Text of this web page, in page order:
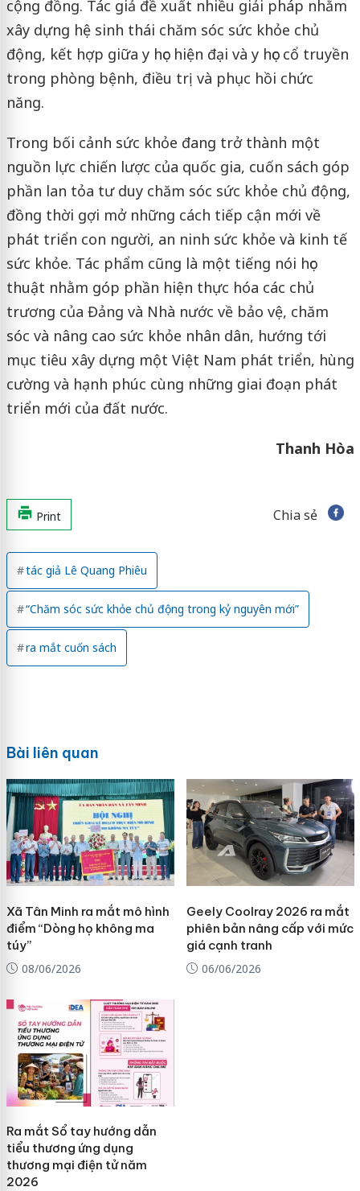
cộng đồng. Tác giả đề xuất nhiều giải pháp nhằm
xây dựng hệ sinh thái chăm sóc sức khỏe chủ
động, kết hợp giữa y học hiện đại và y học cổ truyền
trong phòng bệnh, điều trị và phục hồi chức
năng.
Trong bối cảnh sức khỏe đang trở thành một
nguồn lực chiến lược của quốc gia, cuốn sách góp
phần lan tỏa tư duy chăm sóc sức khỏe chủ động,
đồng thời gợi mở những cách tiếp cận mới về
phát triển con người, an ninh sức khỏe và kinh tế
sức khỏe. Tác phẩm cũng là một tiếng nói học
thuật nhằm góp phần hiện thực hóa các chủ
trương của Đảng và Nhà nước về bảo vệ, chăm
sóc và nâng cao sức khỏe nhân dân, hướng tới
mục tiêu xây dựng một Việt Nam phát triển, hùng
cường và hạnh phúc cùng những giai đoạn phát
triển mới của đất nước.
Thanh Hòa
Print Chia sẻ
tác giả Lê Quang Phiêu
“Chăm sóc sức khỏe chủ động trong kỷ nguyên mới”
ra mắt cuốn sách
Bài liên quan
Xã Tân Minh ra mắt mô hình
điểm “Dòng họ không ma
túy”
08/06/2026
Geely Coolray 2026 ra mắt
phiên bản nâng cấp với mức
giá cạnh tranh
06/06/2026
Ra mắt Sổ tay hướng dẫn
tiểu thương ứng dụng
thương mại điện tử năm
2026